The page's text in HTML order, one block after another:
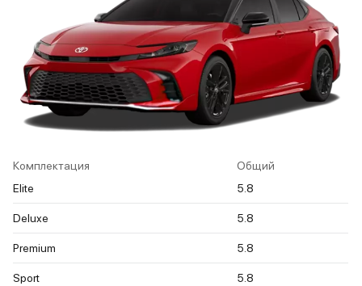
Комплектация
Общий
Elite
5.8
Deluxe 5.8
Premium 5.8
Sport 5.8